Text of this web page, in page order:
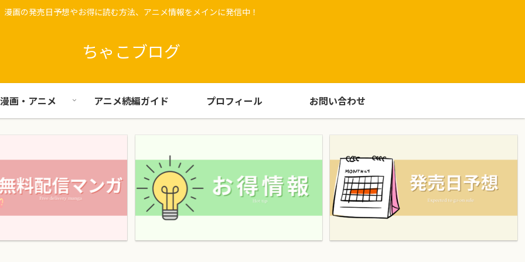
漫画の発売日予想やお得に読む方法、アニメ情報をメインに発信中！
ちゃこブログ
漫画・アニメ アニメ続編ガイド プロフィール お問い合わせ